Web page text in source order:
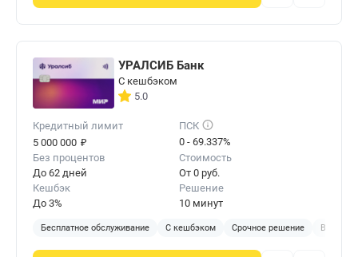
УРАЛСИБ Банк
С кешбэком
5.0
Кредитный лимит
5 000 000 ₽
ПСК
0 - 69.337%
Без процентов
До 62 дней
Стоимость
От 0 руб.
Кешбэк
До 3%
Решение
10 минут
Бесплатное обслуживание С кешбэком Срочное решение В